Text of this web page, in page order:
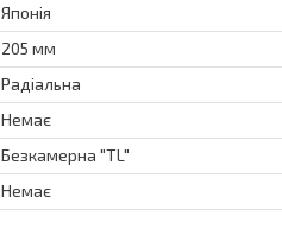
Японія
205 мм
Радіальна
Немає
Безкамерна "TL"
Немає